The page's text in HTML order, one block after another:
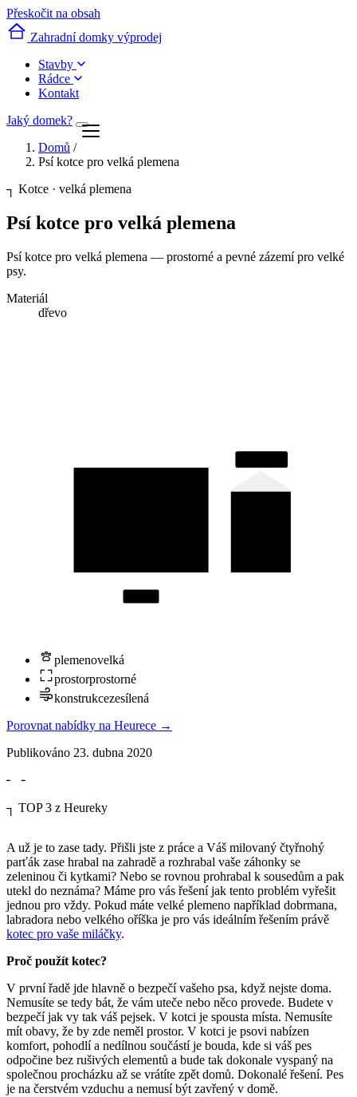
Přeskočit na obsah
Zahradní domky výprodej
Stavby
Rádce
Kontakt
Jaký domek?
Domů /
Psí kotce pro velká plemena
┐ Kotce · velká plemena
Psí kotce pro velká plemena
Psí kotce pro velká plemena — prostorné a pevné zázemí pro velké
psy.
Materiál
dřevo
plemenovelká
prostorprostorné
konstrukcezesílená
Porovnat nabídky na Heurece →
Publikováno 23. dubna 2020
╴
╶
┐ TOP 3 z Heureky
A už je to zase tady. Přišli jste z práce a Váš milovaný čtyřnohý
parťák zase hrabal na zahradě a rozhrabal vaše záhonky se
zeleninou či kytkami? Nebo se rovnou prohrabal k sousedům a pak
utekl do neznáma? Máme pro vás řešení jak tento problém vyřešit
jednou pro vždy. Pokud máte velké plemeno například dobrmana,
labradora nebo velkého oříška je pro vás ideálním řešením právě
kotec pro vaše miláčky.
Proč použít kotec?
V první řadě jde hlavně o bezpečí vašeho psa, když nejste doma.
Nemusíte se tedy bát, že vám uteče nebo něco provede. Budete v
bezpečí jak vy tak váš pejsek. V kotci je spousta místa. Nemusíte
mít obavy, že by zde neměl prostor. V kotci je psovi nabízen
komfort, pohodlí a nedílnou součástí je bouda, kde si váš pes
odpočine bez rušivých elementů a bude tak dokonale vyspaný na
společnou procházku až se vrátíte zpět domů. Dokonalé řešení. Pes
je na čerstvém vzduchu a nemusí být zavřený v domě.